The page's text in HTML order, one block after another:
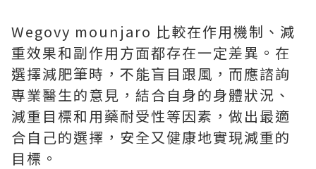
Wegovy mounjaro 比較在作用機制、減
重效果和副作用方面都存在一定差異。在
選擇減肥筆時，不能盲目跟風，而應諮詢
專業醫生的意見，結合自身的身體狀況、
減重目標和用藥耐受性等因素，做出最適
合自己的選擇，安全又健康地實現減重的
目標。